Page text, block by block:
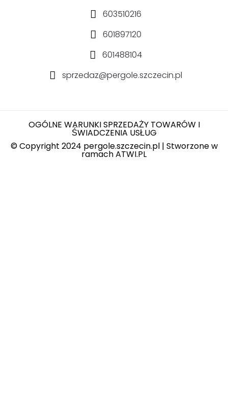
603510216
601897120
601488104
sprzedaz@pergole.szczecin.pl
© Copyright 2024 pergole.szczecin.pl | Stworzone w
ramachATWI.PL
OGÓLNE WARUNKI SPRZEDAŻY TOWARÓW I
ŚWIADCZENIA USŁUG